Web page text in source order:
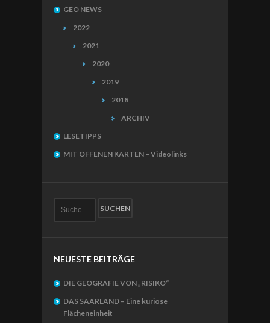
GEO NEWS
2022
2021
2020
2019
2018
ARCHIV
LESETIPPS
MIT OFFENEN KARTEN – Videolinks
NEUESTE BEITRÄGE
DIE GEOGRAFIE VON „RISIKO“
DAS SAARLAND – Eine kuriose
Flächeneinheit